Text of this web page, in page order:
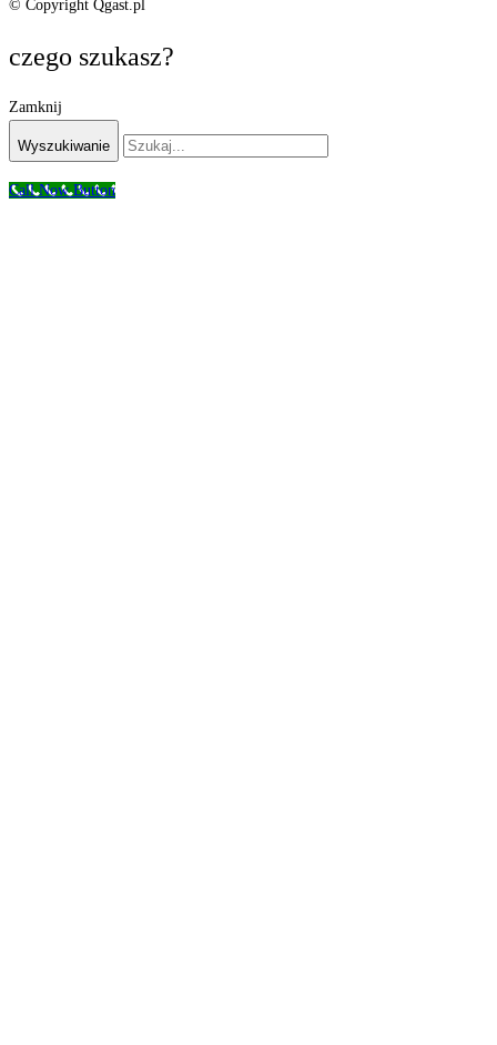
© Copyright Qgast.pl
czego szukasz?
Zamknij
Wyszukiwanie
Call Now Button